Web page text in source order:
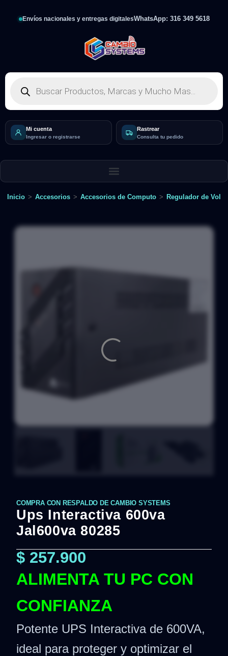
Envíos nacionales y entregas digitalesWhatsApp: 316 349 5618
Mi cuenta
Ingresar o registrarse
Rastrear
Consulta tu pedido
Inicio > Accesorios > Accesorios de Computo > Regulador de
COMPRA CON RESPALDO DE CAMBIO SYSTEMS
Ups Interactiva 600va
Jal600va 80285
$ 257.900
ALIMENTA TU PC CON
CONFIANZA
Potente UPS Interactiva de 600VA,
ideal para proteger y optimizar el